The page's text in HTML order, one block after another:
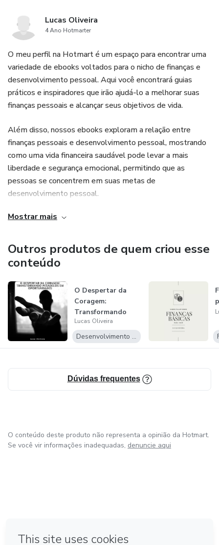
atualizadas sobre as moedas digitais e as melhores
práticas de investimento, para que você possa tomar
decisões informadas e maximizar seus ganhos.
4. Controle das finanças pessoais: Além de ensinar sobre
investimentos, o ebook também aborda a importância de
avaliar suas despesas e receitas, ajudando você a ter um
você poderá identificar áreas de economia e otimizar seus
gastos, direcionando mais recursos para investimentos e
alcançando seus objetivos financeiros de forma mais rápida
e eficiente.
Lucas Oliveira
4 Ano Hotmarter
O meu perfil na Hotmart é um espaço para encontrar uma
variedade de ebooks voltados para o nicho de finanças e
desenvolvimento pessoal. Aqui você encontrará guias
práticos e inspiradores que irão ajudá-lo a melhorar suas
finanças pessoais e alcançar seus objetivos de vida.
Além disso, nossos ebooks exploram a relação entre
finanças pessoais e desenvolvimento pessoal, mostrando
como uma vida financeira saudável pode levar a mais
liberdade e segurança emocional, permitindo que as
pessoas se concentrem em suas metas de
desenvolvimento pessoal.
Mostrar mais
Outros produtos de quem criou esse
conteúdo
O Despertar da
Coragem:
Transformando
Pesadelos em
Oportunid...
Lucas Oliveira
Desenvolvimento Pessoal
Dúvidas frequentes
O conteúdo deste produto não representa a opinião da Hotmart.
Se você vir informações inadequadas, denuncie aqui
Feito com ❤ na Cidade do México